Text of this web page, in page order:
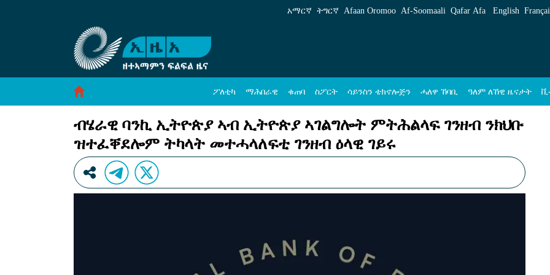
ብሄራዊ ባንኪ ኢትዮጵያ ኣብ ኢትዮጵያ ኣገልግሎት ምትሕልላፍ ገንዘብ ንክህቡ ዝተፈቐደሎም ትካላት
አማርኛ ትግርኛ Afaan Oromoo Af‑Soomaali Qafar Afa English
ፖለቲካ ማሕበራዊ ቁጠባ ስፖርት ሳይንስን ቴክኖሎጅን ሓለዋ ኸባቢ ዓለም ለኸዊ ዜናታት
ብሄራዊ ባንኪ ኢትዮጵያ ኣብ ኢትዮጵያ ኣገልግሎት ምትሕልላፍ ገንዘብ ንክህቡ
ዝተፈቐደሎም ትካላት መተሓላለፍቲ ገንዘብ ዕላዊ ገይሩ